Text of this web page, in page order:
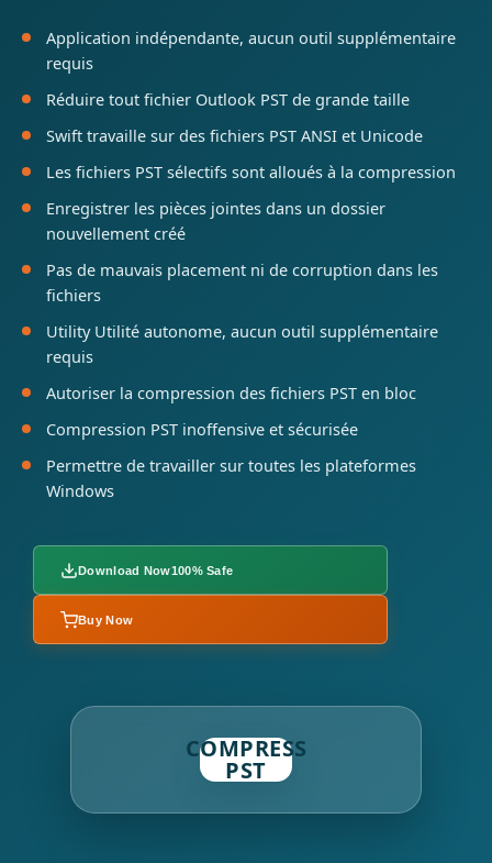
Application indépendante, aucun outil supplémentaire
requis
Réduire tout fichier Outlook PST de grande taille
Swift travaille sur des fichiers PST ANSI et Unicode
Les fichiers PST sélectifs sont alloués à la compression
Enregistrer les pièces jointes dans un dossier
nouvellement créé
Pas de mauvais placement ni de corruption dans les
fichiers
Utility Utilité autonome, aucun outil supplémentaire
requis
Autoriser la compression des fichiers PST en bloc
Compression PST inoffensive et sécurisée
Permettre de travailler sur toutes les plateformes
Windows
Download Now100% Safe
Buy Now
COMPRESS
PST